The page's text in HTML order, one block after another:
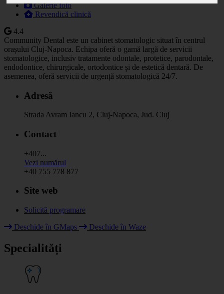
Galerie foto
Revendică clinică
4.4
Community Dental este un cabinet stomatologic situat în centrul
orașului Cluj-Napoca. Echipa oferă o gamă largă de servicii
stomatologice, inclusiv tratamente odontale, protetice, parodontale,
endodontice, chirurgicale, ortodontice și de estetică dentară. De
asemenea, oferă servicii de urgență stomatologică 24/7.
Adresă
Strada Avram Iancu 2, Cluj-Napoca, Jud. Cluj
Contact
+407...
Vezi numărul
+40 755 778 877
Site web
Solicită programare
−
Deschide în GMaps
Deschide în Waze
Specialități